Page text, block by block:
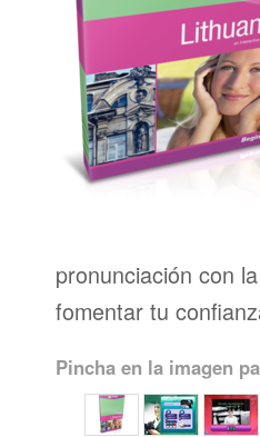
pronunciación con
fomentar tu
Pincha en la imagen